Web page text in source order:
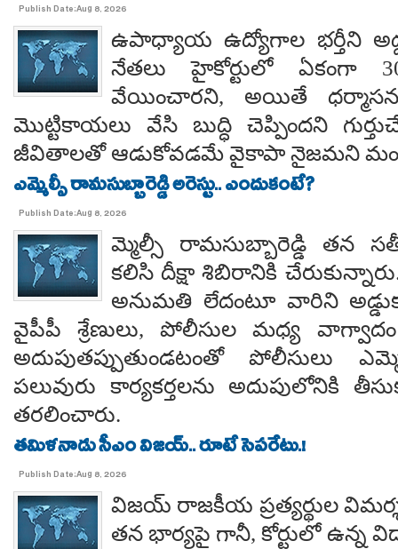
Publish Date:Aug 8, 2026
ఉపాధ్యాయ ఉద్యోగాల భర్తీని
నేతలు హైకోర్టులో ఏకంగా
వేయించారని, అయితే
మొట్టికాయలు వేసి బుద్ధి చెప్పిందని
జీవితాలతో ఆడుకోవడమే వైకాపా నైజమని
ఎమ్మెల్సీ రామసుబ్బారెడ్డి అరెస్టు.. ఎందుకంటే?
Publish Date:Aug 8, 2026
మ్మెల్సీ రామసుబ్బారెడ్డి తన
కలిసి దీక్షా శిబిరానికి
అనుమతి లేదంటూ వారిని
వైపీపీ శ్రేణులు, పోలీసుల మధ్య వాగ్వాదం
అదుపుతప్పుతుండటంతో పోలీసులు
పలువురు కార్యకర్తలను అదుపులోనికి
తరలించారు.
తమిళనాడు సీఎం విజయ్.. రూటే సెపరేటు.!
Publish Date:Aug 8, 2026
విజయ్ రాజకీయ ప్రత్యర్థుల
తన భార్యపై గానీ, కోర్టులో ఉన్న